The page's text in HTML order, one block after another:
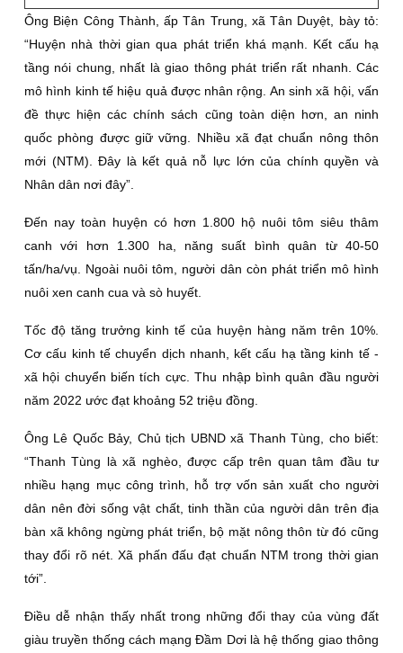
Ông Biện Công Thành, ấp Tân Trung, xã Tân Duyệt, bày tỏ:
“Huyện nhà thời gian qua phát triển khá mạnh. Kết cấu hạ
tầng nói chung, nhất là giao thông phát triển rất nhanh. Các
mô hình kinh tế hiệu quả được nhân rộng. An sinh xã hội, vấn
đề thực hiện các chính sách cũng toàn diện hơn, an ninh
quốc phòng được giữ vững. Nhiều xã đạt chuẩn nông thôn
mới (NTM). Ðây là kết quả nỗ lực lớn của chính quyền và
Nhân dân nơi đây”.
Ðến nay toàn huyện có hơn 1.800 hộ nuôi tôm siêu thâm
canh với hơn 1.300 ha, năng suất bình quân từ 40-50
tấn/ha/vụ. Ngoài nuôi tôm, người dân còn phát triển mô hình
nuôi xen canh cua và sò huyết.
Tốc độ tăng trưởng kinh tế của huyện hàng năm trên 10%.
Cơ cấu kinh tế chuyển dịch nhanh, kết cấu hạ tầng kinh tế -
xã hội chuyển biến tích cực. Thu nhập bình quân đầu người
năm 2022 ước đạt khoảng 52 triệu đồng.
Ông Lê Quốc Bảy, Chủ tịch UBND xã Thanh Tùng, cho biết:
“Thanh Tùng là xã nghèo, được cấp trên quan tâm đầu tư
nhiều hạng mục công trình, hỗ trợ vốn sản xuất cho người
dân nên đời sống vật chất, tinh thần của người dân trên địa
bàn xã không ngừng phát triển, bộ mặt nông thôn từ đó cũng
thay đổi rõ nét. Xã phấn đấu đạt chuẩn NTM trong thời gian
tới”.
Ðiều dễ nhận thấy nhất trong những đổi thay của vùng đất
giàu truyền thống cách mạng Ðầm Dơi là hệ thống giao thông